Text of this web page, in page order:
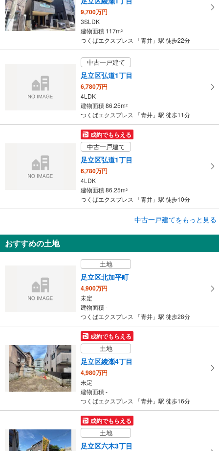
ー
ジ
に
存
9,700万円
3SLDK
建物面積 117m2
つくばエクスプレス 「青井」駅 徒歩22分
中古一戸建て
足立区弘道1丁目
6,780万円
4LDK
建物面積 86.25m2
つくばエクスプレス 「青井」駅 徒歩11分
成約でもらえる
中古一戸建て
足立区弘道1丁目
6,780万円
4LDK
建物面積 86.25m2
つくばエクスプレス 「青井」駅 徒歩10分
建物面積 117m2
つくばエクスプレス 「青井」駅 徒歩22分
中古一戸建てをもっと見る
おすすめの土地
土地
足立区北加平町
4,900万円
未定
建物面積 -
つくばエクスプレス 「青井」駅 徒歩28分
成約でもらえる
土地
足立区綾瀬4丁目
4,980万円
未定
建物面積 -
つくばエクスプレス 「青井」駅 徒歩16分
成約でもらえる
土地
足立区六木3丁目